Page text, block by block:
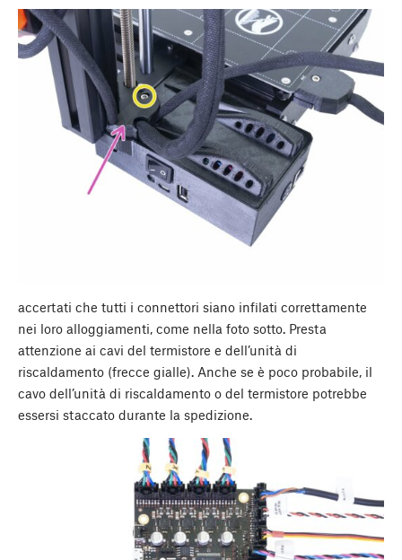
accertati che tutti i connettori siano infilati correttamente
nei loro alloggiamenti, come nella foto sotto. Presta
attenzione ai cavi del termistore e dell’unità di
riscaldamento (frecce gialle). Anche se è poco probabile, il
cavo dell’unità di riscaldamento o del termistore potrebbe
essersi staccato durante la spedizione.